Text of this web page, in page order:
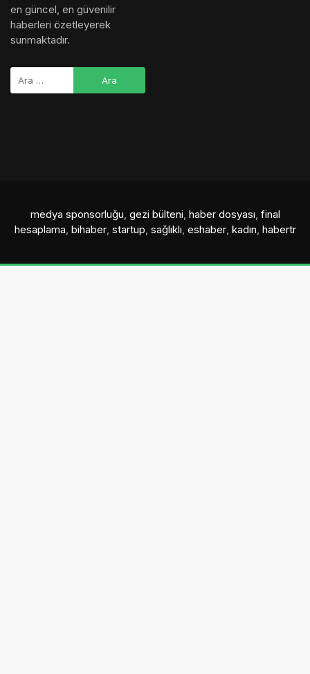
en güncel, en güvenilir
haberleri özetleyerek
sunmaktadır.
medya sponsorluğu, gezi bülteni, haber dosyası, final
hesaplama, bihaber, startup, sağlıklı, eshaber, kadın, habertr